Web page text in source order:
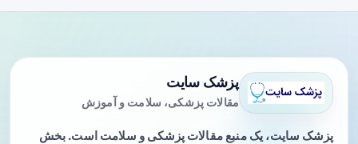
پزشک سایت
مقالات پزشکی، سلامت و آموزش
پزشک سایت، یک منبع مقالات پزشکی و سلامت است. بخش